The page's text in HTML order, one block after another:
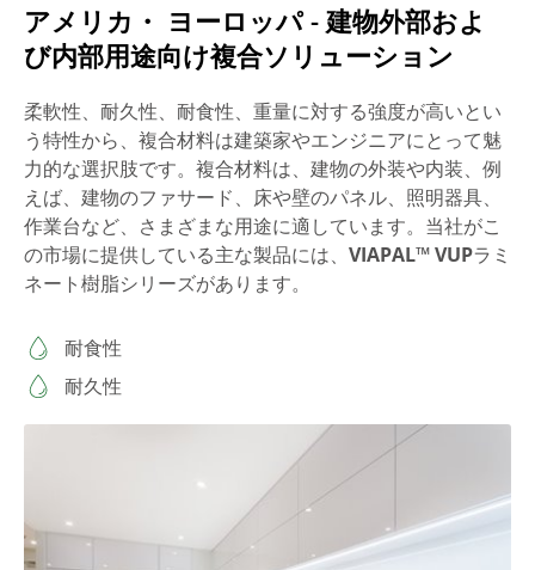
アメリカ・ ヨーロッパ - 建物外部およ
び内部用途向け複合ソリューション
柔軟性、耐久性、耐食性、重量に対する強度が高いとい
う特性から、複合材料は建築家やエンジニアにとって魅
力的な選択肢です。複合材料は、建物の外装や内装、例
えば、建物のファサード、床や壁のパネル、照明器具、
作業台など、さまざまな用途に適しています。当社がこ
の市場に提供している主な製品には、 VIAPAL™ VUPラミ
ネート樹脂シリーズがあります。
耐食性
耐久性